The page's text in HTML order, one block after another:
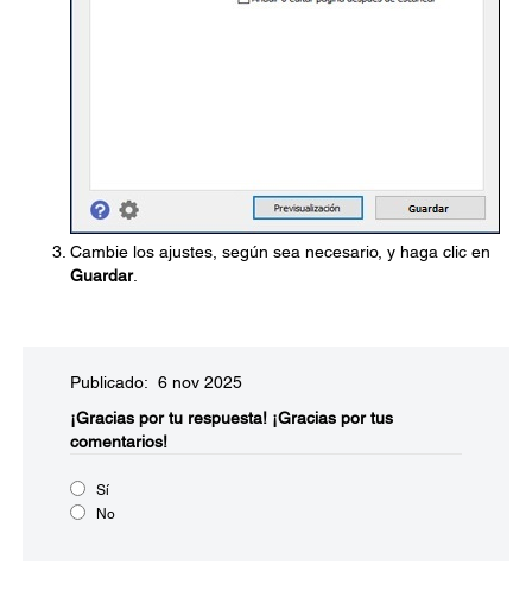
Cambie los ajustes, según sea necesario, y haga clic en
Guardar.
Publicado: 6 nov 2025
¡Gracias por tu respuesta! ¡Gracias por tus
comentarios!
Sí
No